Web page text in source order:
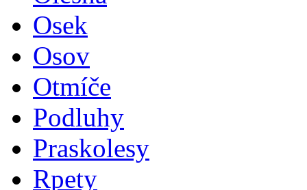
Osek
Osov
Otmíče
Podluhy
Praskolesy
Rpety